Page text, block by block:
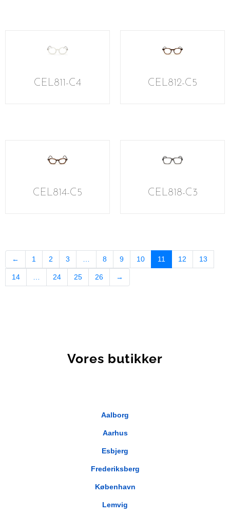
CEL811-C4 CEL812-C5
CEL814-C5 CEL818-C3
← 1 2 3 8 9 10 11 12 13
14 24 25 26 →
Vores butikker
Aalborg
Aarhus
Esbjerg
Frederiksberg
København
Lemvig